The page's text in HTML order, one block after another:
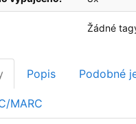
Žádné
Popis Podobné
MARC